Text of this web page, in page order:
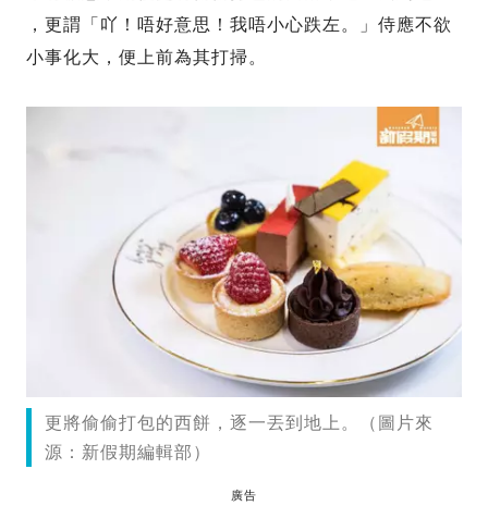
，更謂「吖！唔好意思！我唔小心跌左。」侍應不欲
小事化大，便上前為其打掃。
更將偷偷打包的西餅，逐一丟到地上。（圖片來
源：新假期編輯部）
廣告